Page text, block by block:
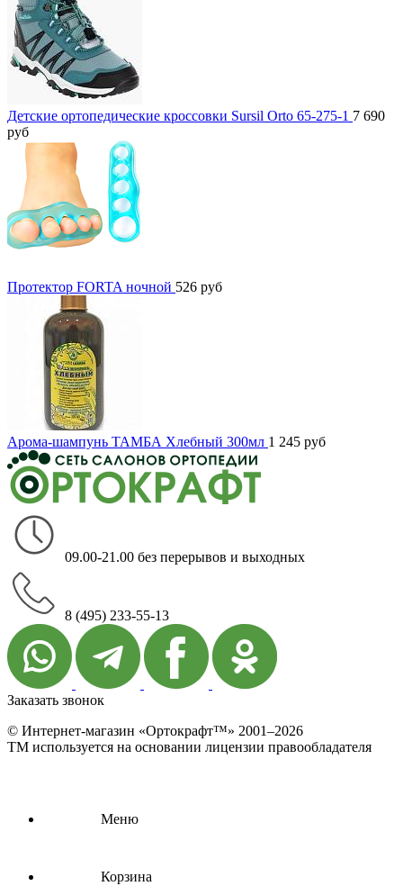
Детские ортопедические кроссовки Sursil Orto 65-275-1 7 690
руб
Протектор FORTA ночной 526 руб
Арома-шампунь ТАМБА Хлебный 300мл 1 245 руб
09.00-21.00 без перерывов и выходных
8 (495) 233-55-13
Заказать звонок
© Интернет-магазин «Ортокрафт™» 2001–2026
ТМ используется на основании лицензии правообладателя
Меню
Корзина